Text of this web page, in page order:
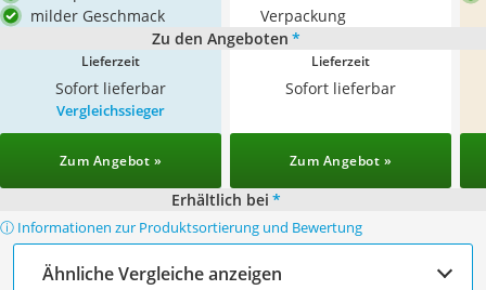
milder Geschmack
Verpackung
Zu den Angeboten *
Lieferzeit
Sofort lieferbar
Lieferzeit
Sofort lieferbar
Vergleichssieger
Zum Angebot » Zum Angebot »
Erhältlich bei *
ⓘ Informationen zur Produktsortierung und Bewertung
Ähnliche Vergleiche anzeigen